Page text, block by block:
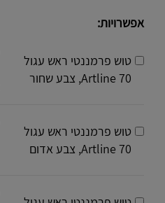
אפשרויות:
טוש פרמננטי ראש עגול
Artline 70, צבע שחור
טוש פרמננטי ראש עגול
Artline 70, צבע אדום